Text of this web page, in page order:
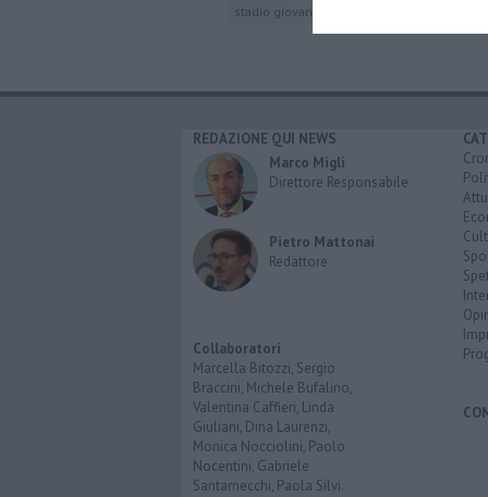
stadio giovanni zini
REDAZIONE QUI NEWS
Marco Migli
Direttore Responsabile
Pietro Mattonai
Redattore
Collaboratori
Marcella Bitozzi, Sergio
Braccini, Michele Bufalino,
Valentina Caffieri, Linda
Giuliani, Dina Laurenzi,
Monica Nocciolini, Paolo
Nocentini, Gabriele
Santarnecchi, Paola Silvi.